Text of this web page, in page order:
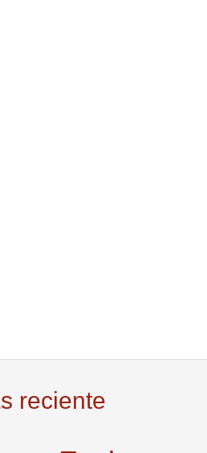
reciente